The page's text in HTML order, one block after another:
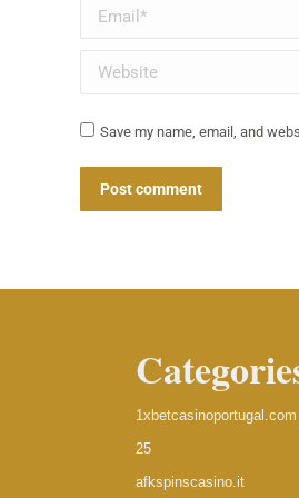
Email *
Website
Save my name, email, and
Post comment
1xbetcasinoportugal.com
25
afkspinscasino.it